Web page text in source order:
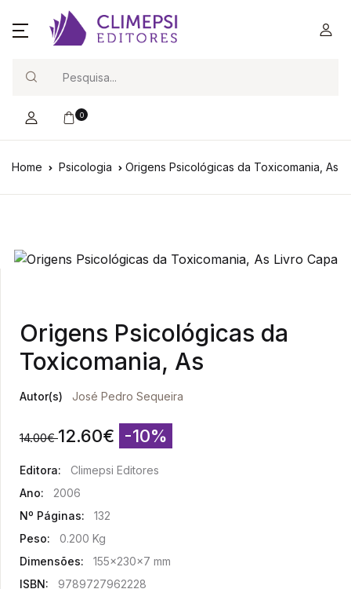
0
Home Psicologia Origens Psicológicas da Toxicomania, As
Origens Psicológicas da
Toxicomania, As
Autor(s) José Pedro Sequeira
14.00€ 12.60€ -10%
Editora:
Climepsi Editores
Ano:
2006
Nº Páginas:
132
Peso:
0.200 Kg
Dimensões:
155x230x7 mm
ISBN:
9789727962228